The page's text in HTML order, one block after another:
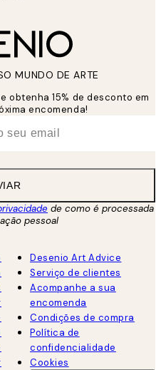
MUNDO DE ARTE
obtenha 15% de desconto em
encomenda!
de como é processada
pessoal
Desenio Art Advice
Serviço de clientes
Acompanhe a sua
encomenda
Condições de compra
Política de
confidencialidade
Cookies